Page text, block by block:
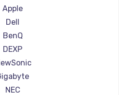
iFFALCON
Dahua
Apple
Dell
BenQ
DEXP
NEC